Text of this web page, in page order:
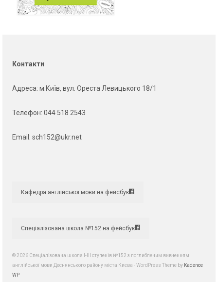
Контакти
Адреса: м.Київ, вул. Ореста Левицького 18/1
Телефон: 044 518 2543
Email: sch152@ukr.net
Кафедра англійської мови на фейсбук
Спеціалізована школа №152 на фейсбук
© 2026 Спеціалізована школа І-ІІІ ступенів №152 з поглибленим вивченням
англійської мови Деснянського району міста Києва - WordPress Theme by Kadence
WP